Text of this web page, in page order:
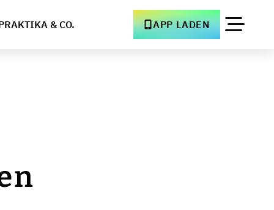
& CO. APP LADEN